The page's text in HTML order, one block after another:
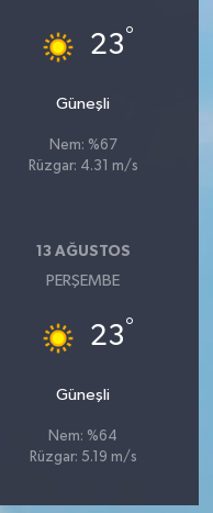
23°
Güneşli
Nem: %67
Rüzgar: 4.31 m/s
13 AĞUSTOS
PERŞEMBE
23°
Güneşli
Nem: %64
Rüzgar: 5.19 m/s